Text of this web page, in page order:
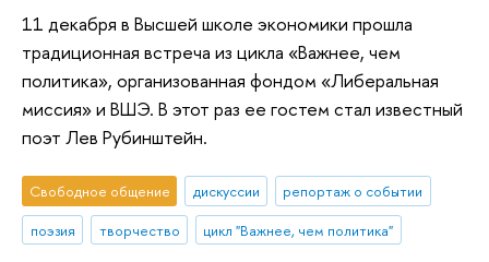
11 декабря в Высшей школе экономики прошла
традиционная встреча из цикла «Важнее, чем
политика», организованная фондом «Либеральная
миссия» и ВШЭ. В этот раз ее гостем стал известный
поэт Лев Рубинштейн.
Свободное общение дискуссии
репортаж о событии
поэзия
творчество цикл "Важнее, чем политика"